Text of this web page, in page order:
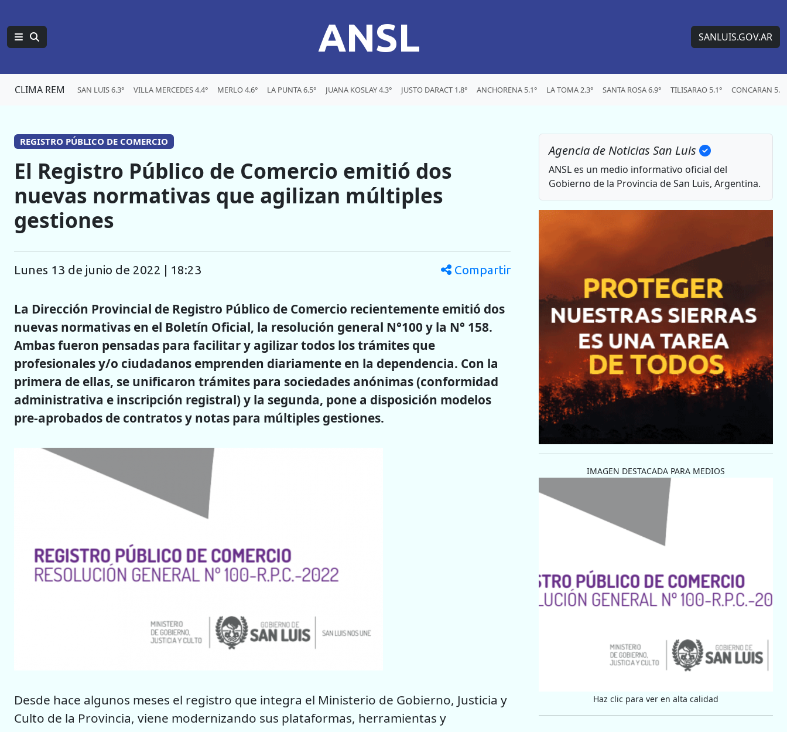
ANSL SANLUIS.GOV.AR
CLIMA REM SAN LUIS 6.3° VILLA MERCEDES 4.4° MERLO 4.6° LA PUNTA 6.5° JUANA KOSLAY 4.3° JUSTO DARACT 1.8° ANCHORENA 5.1° LA TOMA 2.3° SANTA ROSA 6.9° TILISARAO 5.1° CONCARAN 5.2°
REGISTRO PÚBLICO DE COMERCIO
El Registro Público de Comercio emitió dos
nuevas normativas que agilizan múltiples
gestiones
lunes 13 de junio de 2022 | 18:23 Compartir
La Dirección Provincial de Registro Público de Comercio recientemente emitió dos
nuevas normativas en el Boletín Oficial, la resolución general N°100 y la N° 158.
Ambas fueron pensadas para facilitar y agilizar todos los trámites que
profesionales y/o ciudadanos emprenden diariamente en la dependencia. Con la
primera de ellas, se unificaron trámites para sociedades anónimas (conformidad
administrativa e inscripción registral) y la segunda, pone a disposición modelos
pre-aprobados de contratos y notas para múltiples gestiones.
Desde hace algunos meses el registro que integra el Ministerio de Gobierno, Justicia y
Culto de la Provincia, viene modernizando sus plataformas, herramientas y
Agencia de Noticias San Luis
ANSL es un medio informativo oficial del
Gobierno de la Provincia de San Luis, Argentina.
IMAGEN DESTACADA PARA MEDIOS
Haz clic para ver en alta calidad